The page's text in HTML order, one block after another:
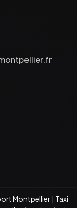
Montpellier| Taxi